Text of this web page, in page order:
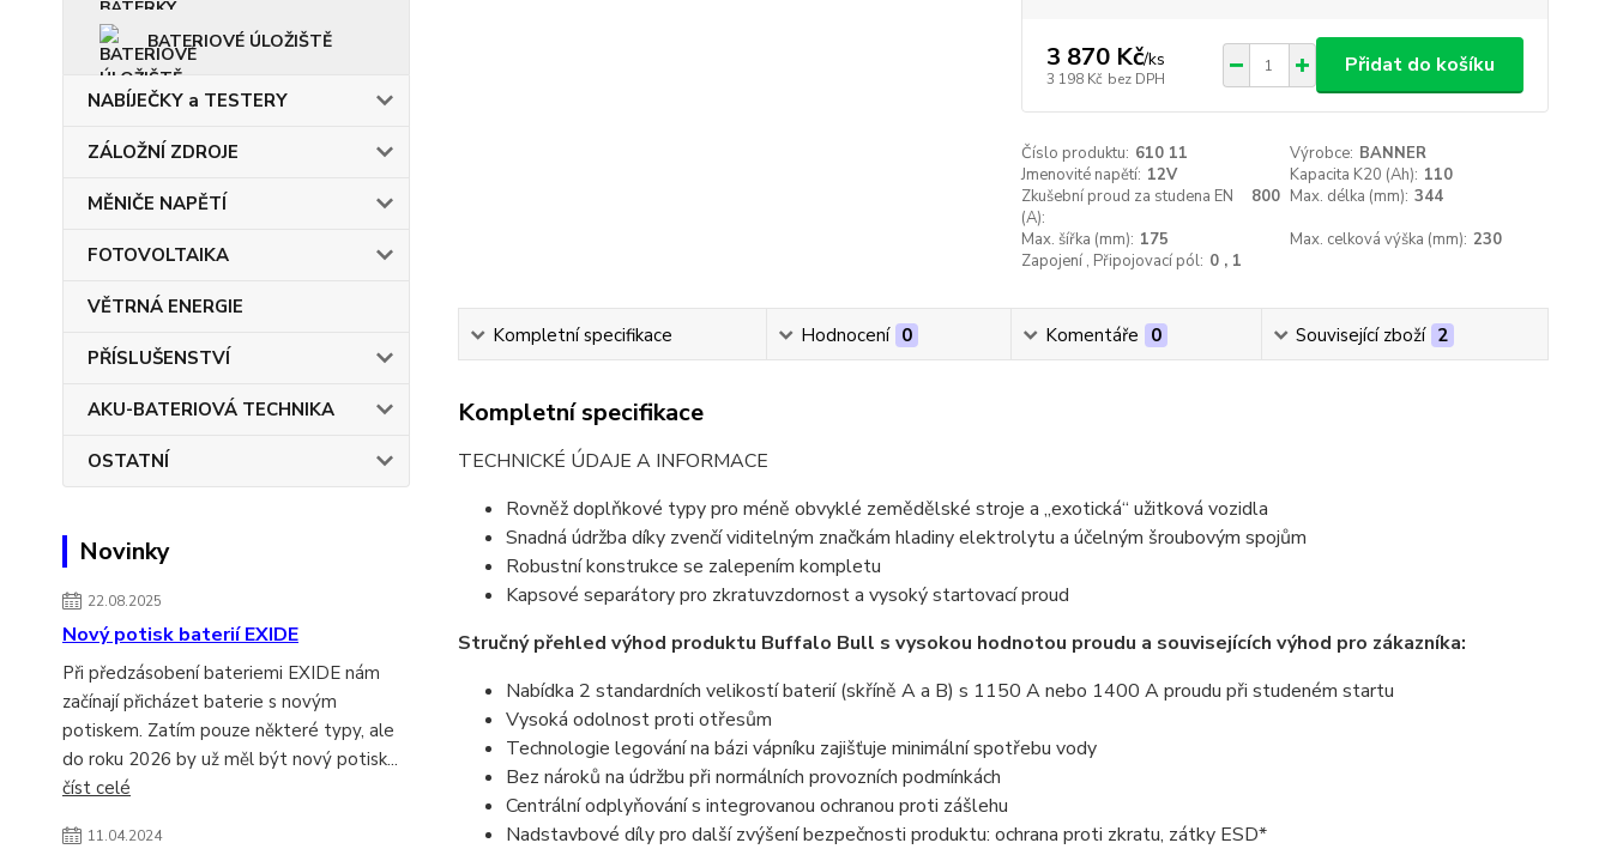
BATERIOVÉ ÚLOŽIŠTĚ
NABÍJEČKY a TESTERY
ZÁLOŽNÍ ZDROJE
MĚNIČE NAPĚTÍ
FOTOVOLTAIKA
VĚTRNÁ ENERGIE
PŘÍSLUŠENSTVÍ
AKU-BATERIOVÁ TECHNIKA
OSTATNÍ
Novinky
22.08.2025
Nový potisk baterií EXIDE
Při předzásobení bateriemi EXIDE nám
začínají přicházet baterie s novým
potiskem. Zatím pouze některé typy, ale
do roku 2026 by už měl být nový potisk...
číst celé
11.04.2024
3 870 Kč/ks
3 198 Kč bez DPH
Přidat do košíku
Číslo produktu: 610 11 Výrobce: BANNER
Jmenovité napětí: 12V Kapacita K20 (Ah): 110
Zkušební proud za studena EN
(A):
800 Max. délka (mm): 344
Max. šířka (mm): 175 Max. celková výška (mm): 230
Zapojení , Připojovací pól: 0 , 1
Kompletní specifikace Hodnocení 0 Komentáře 0 Související zboží 2
Kompletní specifikace
TECHNICKÉ ÚDAJE A INFORMACE
Rovněž doplňkové typy pro méně obvyklé zemědělské stroje a „exotická“ užitková vozidla
Snadná údržba díky zvenčí viditelným značkám hladiny elektrolytu a účelným šroubovým spojům
Robustní konstrukce se zalepením kompletu
Kapsové separátory pro zkratuvzdornost a vysoký startovací proud
Stručný přehled výhod produktu Buffalo Bull s vysokou hodnotou proudu a souvisejících výhod pro zákazníka:
Nabídka 2 standardních velikostí baterií (skříně A a B) s 1150 A nebo 1400 A proudu při studeném startu
Vysoká odolnost proti otřesům
Technologie legování na bázi vápníku zajišťuje minimální spotřebu vody
Bez nároků na údržbu při normálních provozních podmínkách
Centrální odplyňování s integrovanou ochranou proti zášlehu
Nadstavbové díly pro další zvýšení bezpečnosti produktu: ochrana proti zkratu, zátky ESD*